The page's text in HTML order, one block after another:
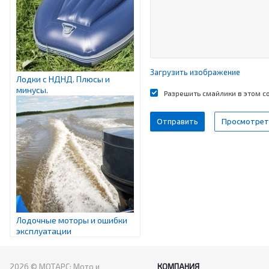
Лодки с НДНД. Плюсы и
минусы.
Лодочные моторы и ошибки
эксплуатации
Загрузить изображение
Разрешить смайлики в этом
2026 © МОТАРС: Мото и КОМПАНИЯ